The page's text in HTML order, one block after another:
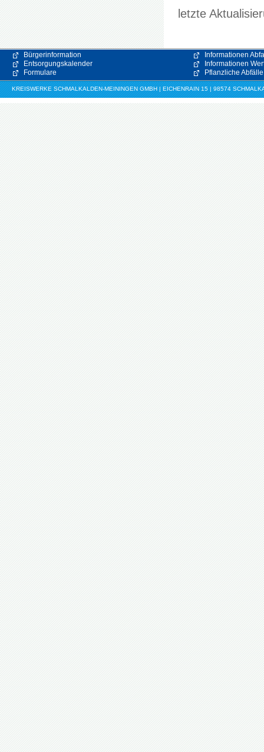
letzte
Bürgerinformation
Entsorgungskalender
Formulare
Informationen
Informationen
Pflanzliche Abfälle
KREISWERKE SCHMALKALDEN-MEININGEN GMBH | EICHENRAIN 15 | 98574